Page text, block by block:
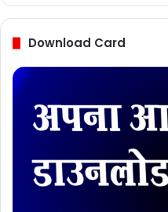
Download Card